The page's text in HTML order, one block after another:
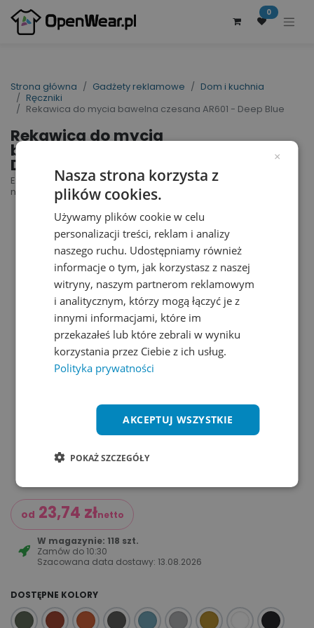
0
Strona główna Gadżety reklamowe
Dom i kuchnia
Ręczniki
Rekawica do mycia bawelna czesana AR601 - Deep Blue
Rekawica do mycia
bawelna czesana AR601 -
Deep Blue
Excellent Washing Glove DELUXE | nr art.: AR601 |
nr art. producenta: 601.50
od 23,74 złnetto
W magazynie: 118 szt.
Zamów do10:30
Szacowana data dostawy:13.08.2026
DOSTĘPNE KOLORY
×
Nasza strona korzysta z
plików cookies.
Używamy plików cookie w celu
personalizacji treści, reklam i analizy
naszego ruchu. Udostępniamy również
informacje o tym, jak korzystasz z naszej
witryny, naszym partnerom reklamowym
i analitycznym, którzy mogą łączyć je z
innymi informacjami, które im
przekazałeś lub które zebrali w wyniku
korzystania przez Ciebie z ich usług.
Polityka prywatności
AKCEPTUJ WSZYSTKIE
POKAŻ SZCZEGÓŁY